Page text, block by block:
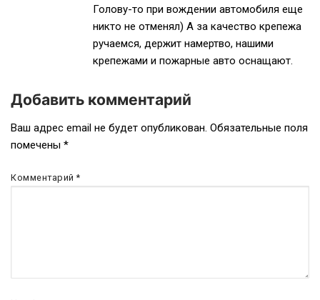
Голову-то при вождении автомобиля еще
никто не отменял) А за качество крепежа
ручаемся, держит намертво, нашими
крепежами и пожарные авто оснащают.
Добавить комментарий
Ваш адрес email не будет опубликован. Обязательные поля
помечены *
Комментарий*